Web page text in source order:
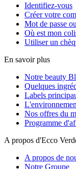
Identifiez-vous
Créer votre
Mot de passe
Où est mon
Utiliser un
En savoir plus
Notre beauty
Quelques
Labels
Nos offres du
Programme
A propos d'Ecco
A propos de
Notre Groupe